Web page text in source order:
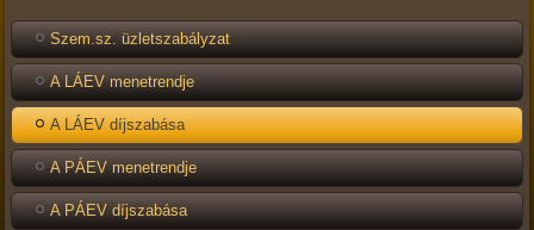
Szem.sz. üzletszabályzat
A LÁEV menetrendje
A LÁEV díjszabása
A PÁEV menetrendje
A PÁEV díjszabása